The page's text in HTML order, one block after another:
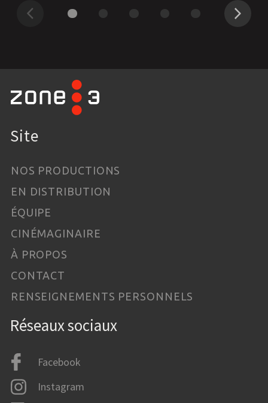
Précédent Suivant
Site
NOS PRODUCTIONS
EN DISTRIBUTION
ÉQUIPE
CINÉMAGINAIRE
À PROPOS
CONTACT
RENSEIGNEMENTS PERSONNELS
Réseaux sociaux
Facebook
Instagram